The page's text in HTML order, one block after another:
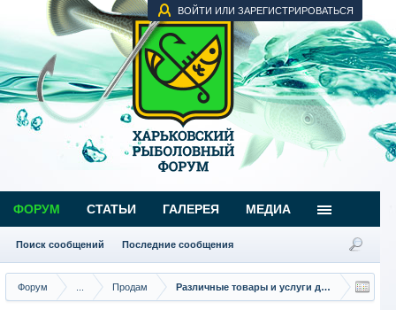
ВОЙТИ ИЛИ ЗАРЕГИСТРИРОВАТЬСЯ
Форум Продам Различные товары и услуги для рыбаков
ФОРУМ
Поиск сообщений Последние сообщения
СТАТЬИ ГАЛЕРЕЯ МЕДИА